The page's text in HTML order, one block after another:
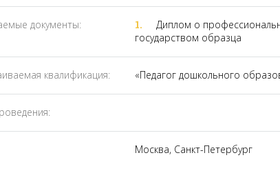
документы:
Диплом о
государством образца
квалификация: «Педагог дошкольного
Москва, Санкт-Петербург